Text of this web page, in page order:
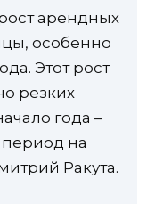
арендных
особенно
Этот рост
резких
года –
на
Ракута.